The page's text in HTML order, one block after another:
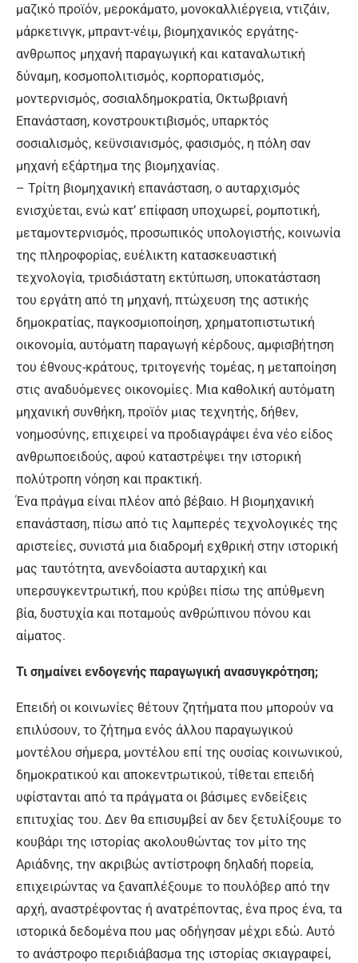
μαζικό προϊόν, μεροκάματο, μονοκαλλιέργεια, ντιζάιν,
μάρκετινγκ, μπραντ-νέιμ, βιομηχανικός εργάτης-
ανθρωπος μηχανή παραγωγική και καταναλωτική
δύναμη, κοσμοπολιτισμός, κορπορατισμός,
μοντερνισμός, σοσιαλδημοκρατία, Οκτωβριανή
Επανάσταση, κονστρουκτιβισμός, υπαρκτός
σοσιαλισμός, κεϋνσιανισμός, φασισμός, η πόλη σαν
μηχανή εξάρτημα της βιομηχανίας.
– Τρίτη βιομηχανική επανάσταση, ο αυταρχισμός
ενισχύεται, ενώ κατ’ επίφαση υποχωρεί, ρομποτική,
μεταμοντερνισμός, προσωπικός υπολογιστής, κοινωνία
της πληροφορίας, ευέλικτη κατασκευαστική
τεχνολογία, τρισδιάστατη εκτύπωση, υποκατάσταση
του εργάτη από τη μηχανή, πτώχευση της αστικής
δημοκρατίας, παγκοσμιοποίηση, χρηματοπιστωτική
οικονομία, αυτόματη παραγωγή κέρδους, αμφισβήτηση
του έθνους-κράτους, τριτογενής τομέας, η μεταποίηση
στις αναδυόμενες οικονομίες. Μια καθολική αυτόματη
μηχανική συνθήκη, προϊόν μιας τεχνητής, δήθεν,
νοημοσύνης, επιχειρεί να προδιαγράψει ένα νέο είδος
ανθρωποειδούς, αφού καταστρέψει την ιστορική
πολύτροπη νόηση και πρακτική.
Ένα πράγμα είναι πλέον από βέβαιο. Η βιομηχανική
επανάσταση, πίσω από τις λαμπερές τεχνολογικές της
αριστείες, συνιστά μια διαδρομή εχθρική στην ιστορική
μας ταυτότητα, ανενδοίαστα αυταρχική και
υπερσυγκεντρωτική, που κρύβει πίσω της απύθμενη
βία, δυστυχία και ποταμούς ανθρώπινου πόνου και
αίματος.
Τι σημαίνει ενδογενής παραγωγική ανασυγκρότηση;
Επειδή οι κοινωνίες θέτουν ζητήματα που μπορούν να
επιλύσουν, το ζήτημα ενός άλλου παραγωγικού
μοντέλου σήμερα, μοντέλου επί της ουσίας κοινωνικού,
δημοκρατικού και αποκεντρωτικού, τίθεται επειδή
υφίστανται από τα πράγματα οι βάσιμες ενδείξεις
επιτυχίας του. Δεν θα επισυμβεί αν δεν ξετυλίξουμε το
κουβάρι της ιστορίας ακολουθώντας τον μίτο της
Αριάδνης, την ακριβώς αντίστροφη δηλαδή πορεία,
επιχειρώντας να ξαναπλέξουμε το πουλόβερ από την
αρχή, αναστρέφοντας ή ανατρέποντας, ένα προς ένα, τα
ιστορικά δεδομένα που μας οδήγησαν μέχρι εδώ. Αυτό
το ανάστροφο περιδιάβασμα της ιστορίας σκιαγραφεί,